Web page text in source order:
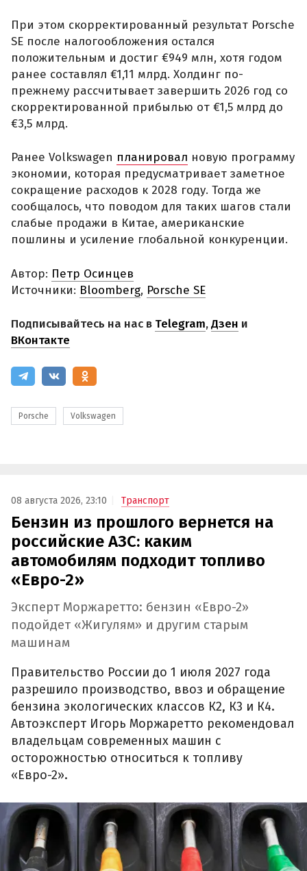
При этом скорректированный результат Porsche
SE после налогообложения остался
положительным и достиг €949 млн, хотя годом
ранее составлял €1,11 млрд. Холдинг по-
прежнему рассчитывает завершить 2026 год со
скорректированной прибылью от €1,5 млрд до
€3,5 млрд.
Ранее Volkswagen планировал новую программу
экономии, которая предусматривает заметное
сокращение расходов к 2028 году. Тогда же
сообщалось, что поводом для таких шагов стали
слабые продажи в Китае, американские
пошлины и усиление глобальной конкуренции.
Автор: Петр Осинцев
Источники: Bloomberg, Porsche SE
Подписывайтесь на нас в Telegram,Дзен и
ВКонтакте
Porsche Volkswagen
08 августа 2026, 23:10 Транспорт
Бензин из прошлого вернется на
российские АЗС: каким
автомобилям подходит топливо
«Евро-2»
Эксперт Моржаретто: бензин «Евро-2»
подойдет «Жигулям» и другим старым
машинам
Правительство России до 1 июля 2027 года
разрешило производство, ввоз и обращение
бензина экологических классов К2, К3 и К4.
Автоэксперт Игорь Моржаретто рекомендовал
владельцам современных машин с
осторожностью относиться к топливу
«Евро-2».